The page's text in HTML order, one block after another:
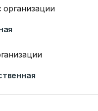
организации